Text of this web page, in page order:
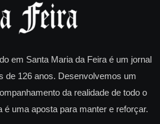
em Santa Maria da Feira é um jornal
de 126 anos. Desenvolvemos um
da realidade de todo o
é uma aposta para manter e reforçar.